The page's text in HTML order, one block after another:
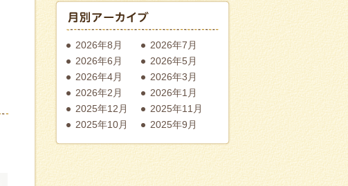
2026年8月
2026年7月
2026年6月
2026年5月
2026年4月
2026年3月
2026年2月
2026年1月
2025年12月
2025年11月
2025年10月
2025年9月